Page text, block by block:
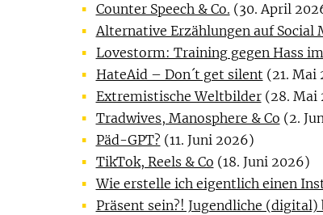
Counter Speech & Co. (30. April
Alternative Erzählungen auf Social
Lovestorm: Training gegen Hass
HateAid – Don´t get silent (21. Mai
Extremistische Weltbilder(28. Mai
Tradwives, Manosphere & Co (2.
Päd-GPT? (11. Juni 2026)
TikTok, Reels & Co (18. Juni 2026)
Wie erstelle ich eigentlich einen
Präsent sein?! Jugendliche (digital)